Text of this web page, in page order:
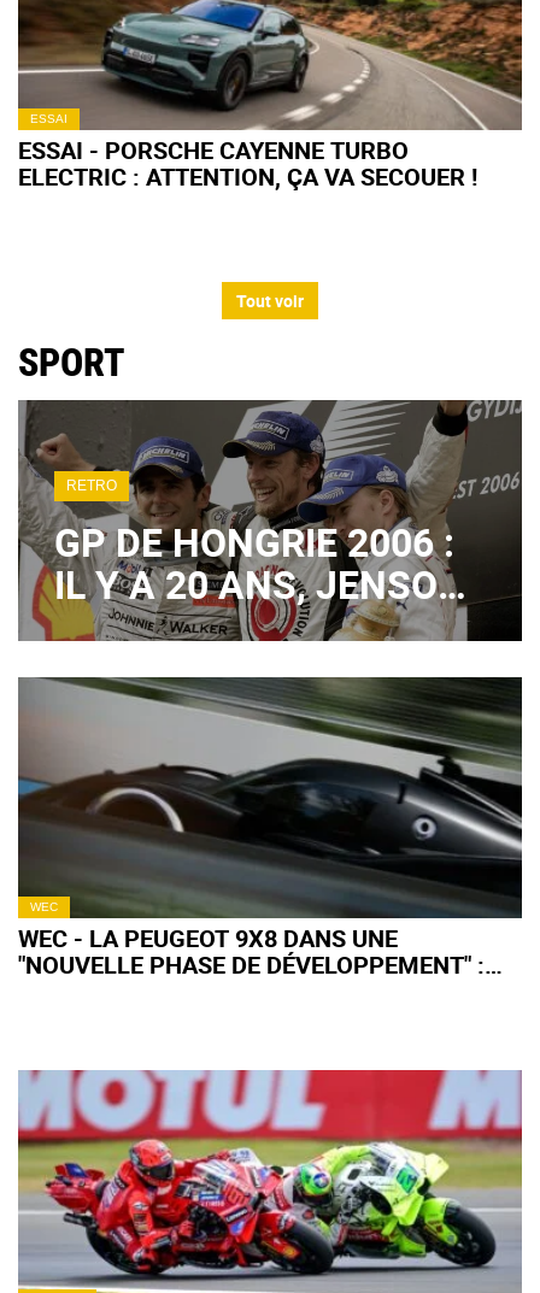
ESSAI
ESSAI - PORSCHE CAYENNE TURBO
ELECTRIC : ATTENTION, ÇA VA SECOUER !
Tout voir
SPORT
RETRO
GP DE HONGRIE 2006 :
IL Y A 20 ANS, JENSON
BUTTON SIGNAIT UN
1ER SUCCÈS EN F1
TOTALEMENT FOU !
WEC
WEC - LA PEUGEOT 9X8 DANS UNE
"NOUVELLE PHASE DE DÉVELOPPEMENT" :